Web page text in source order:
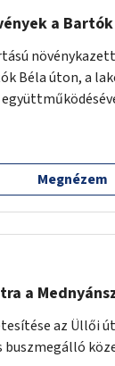
a
Béla úton, a
Megnézem
a
az Üllői út
buszmegálló